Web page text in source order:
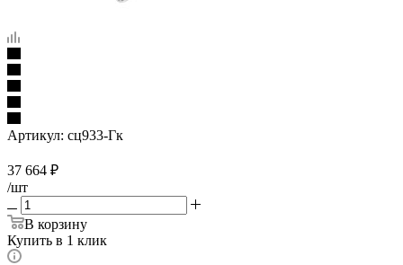
Артикул: сц933-Гк
37 664 ₽
/шт
В корзину
Купить в 1 клик